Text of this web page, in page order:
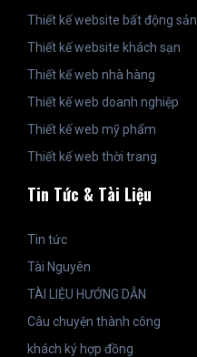
Thiết kế website bất động sản
Thiết kế website khách sạn
Thiết kế web nhà hàng
Thiết kế web doanh nghiệp
Thiết kế web mỹ phẩm
Thiết kế web thời trang
Tin Tức & Tài Liệu
Tin tức
Tài Nguyên
TÀI LIỆU HƯỚNG DẪN
Câu chuyện thành công
khách ký hợp đồng